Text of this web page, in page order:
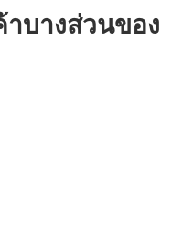
บางส่วนของ